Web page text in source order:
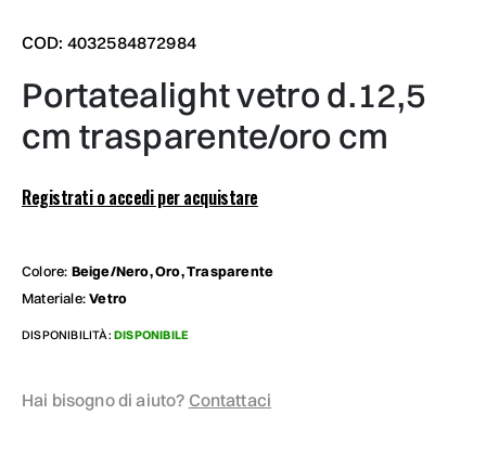
COD: 4032584872984
portatealight vetro d.12,5
cm trasparente/oro cm
Registrati o accedi per acquistare
Colore: Beige/Nero, Oro, Trasparente
Materiale:Vetro
DISPONIBILITÀ: DISPONIBILE
Hai bisogno di aiuto? Contattaci